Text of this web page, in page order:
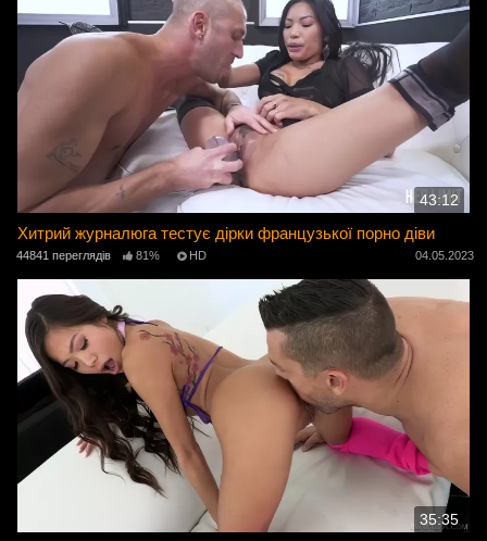
43:12
Хитрий журналюга тестує дірки французької порно діви
44841 переглядів 81% HD 04.05.2023
35:35